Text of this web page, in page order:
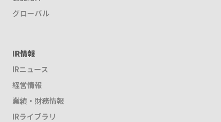
グローバル
IR情報
IRニュース
経営情報
業績・財務情報
IRライブラリ